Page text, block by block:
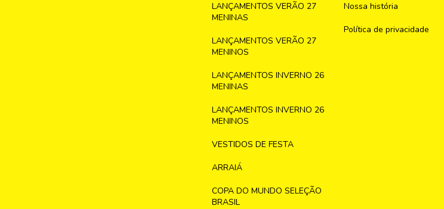
LANÇAMENTOS VERÃO 27
MENINAS
LANÇAMENTOS VERÃO 27
MENINOS
LANÇAMENTOS INVERNO 26
MENINAS
LANÇAMENTOS INVERNO 26
MENINOS
VESTIDOS DE FESTA
ARRAIÁ
COPA DO MUNDO SELEÇÃO
BRASIL
Nossa história
Política de privacidade